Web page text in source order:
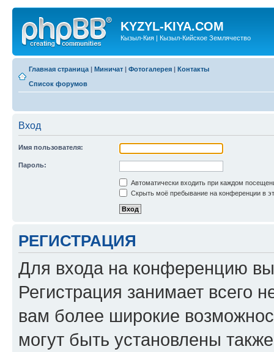
KYZYL-KIYA.COM
Кызыл-Кия | Кызыл-Кийское Землячество
Главная страница | Миничат | Фотогалерея | Контакты
Список форумов
Вход
Имя пользователя:
Пароль:
Автоматически входить при каждом
Скрыть моё пребывание на конференции в
РЕГИСТРАЦИЯ
Для входа на конференцию
Регистрация занимает всего
вам более широкие
могут быть установлены